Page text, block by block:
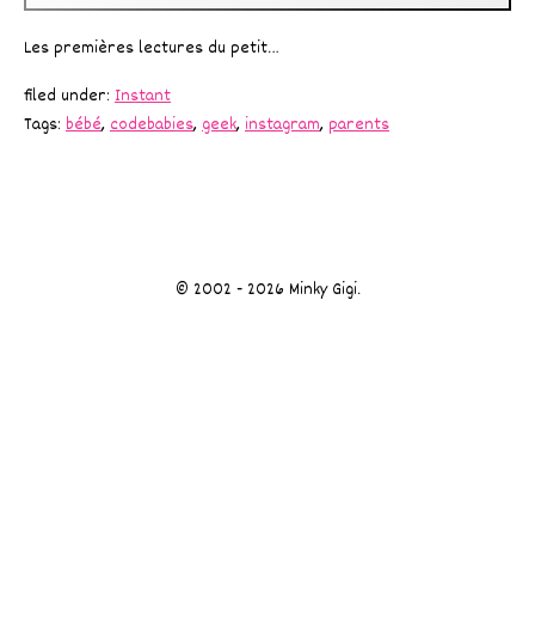
Les premières lectures du petit…
filed under: Instant
Tags: bébé,codebabies,geek,instagram, parents
© 2002 - 2026 Minky Gigi.